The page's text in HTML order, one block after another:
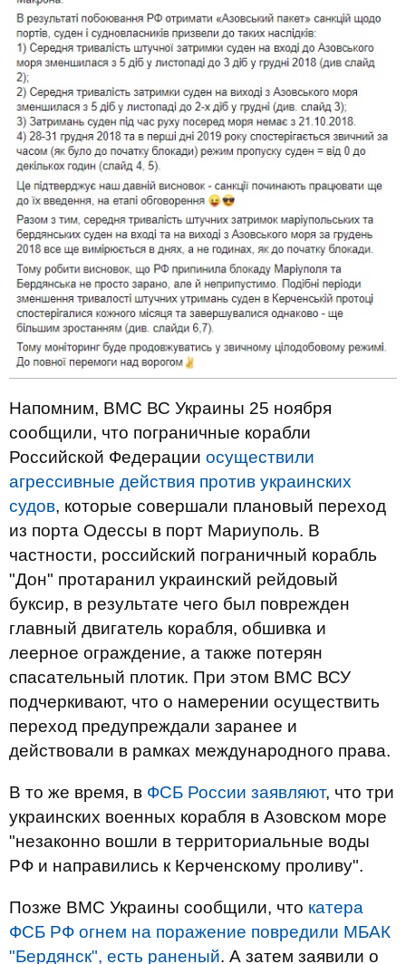
Напомним, ВМС ВС Украины 25 ноября
сообщили, что пограничные корабли
Российской Федерации осуществили
агрессивные действия против украинских
судов, которые совершали плановый переход
из порта Одессы в порт Мариуполь. В
частности, российский пограничный корабль
"Дон" протаранил украинский рейдовый
буксир, в результате чего был поврежден
главный двигатель корабля, обшивка и
леерное ограждение, а также потерян
спасательный плотик. При этом ВМС ВСУ
подчеркивают, что о намерении осуществить
переход предупреждали заранее и
действовали в рамках международного права.
В то же время, в ФСБ России заявляют, что три
украинских военных корабля в Азовском море
"незаконно вошли в территориальные воды
РФ и направились к Керченскому проливу".
Позже ВМС Украины сообщили, что катера
ФСБ РФ огнем на поражение повредили МБАК
"Бердянск", есть раненый. А затем заявили о